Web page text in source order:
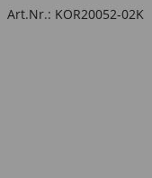
Art.Nr.: KOR20052-02K